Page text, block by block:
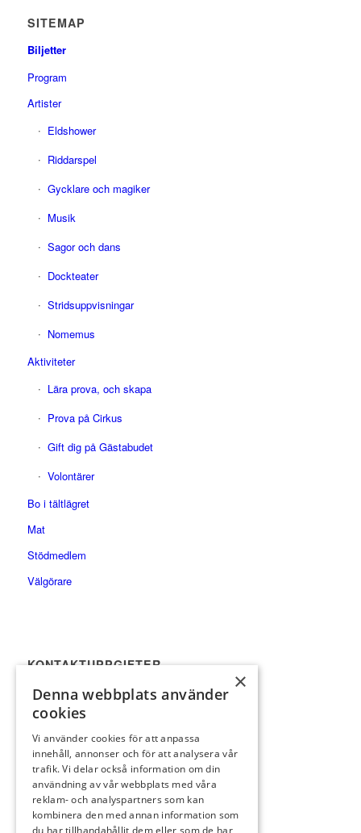
SITEMAP
Biljetter
Program
Artister
Eldshower
Riddarspel
Gycklare och magiker
Musik
Sagor och dans
Dockteater
Stridsuppvisningar
Nomemus
Aktiviteter
Lära prova, och skapa
Prova på Cirkus
Gift dig på Gästabudet
Volontärer
Bo i tältlägret
Mat
Stödmedlem
Välgörare
KONTAKTUPPGIFTER
Korp Wallman
E-postinfo@gastabud.se
VILL NI VARA MED OCH STÖDJA?
×
Denna webbplats använder
cookies
Vi använder cookies för att anpassa
innehåll, annonser och för att analysera vår
trafik. Vi delar också information om din
användning av vår webbplats med våra
reklam- och analyspartners som kan
kombinera den med annan information som
du har tillhandahållit dem eller som de har